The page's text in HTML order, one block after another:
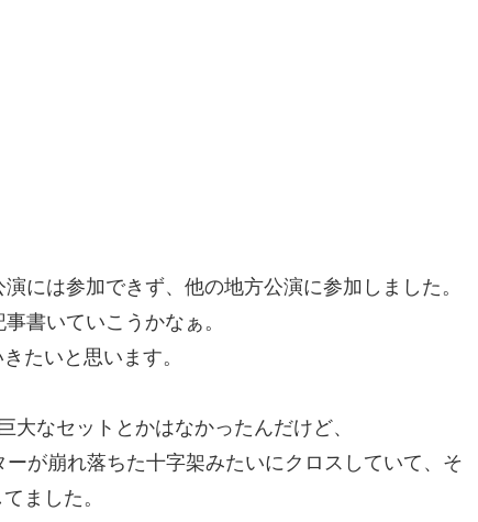
には参加できず、他の地方公演に参加しました。
書いていこうかなぁ。
たいと思います。
なセットとかはなかったんだけど、
ーが崩れ落ちた十字架みたいにクロスしていて、そ
ました。